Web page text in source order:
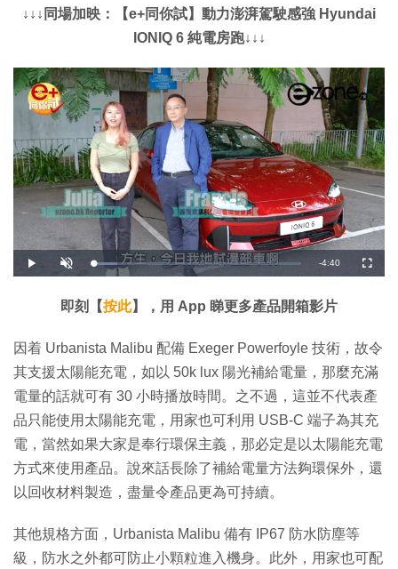
↓↓↓同場加映：【e+同你試】動力澎湃駕駛感強 Hyundai
IONIQ 6 純電房跑↓↓↓
播
放
開
啟
載
入
:
1
7
%
剩
時
間
-4:40
全
螢
即刻【按此】，用 App 睇更多產品開箱影片
因着 Urbanista Malibu 配備 Exeger Powerfoyle 技術，故令
其支援太陽能充電，如以 50k lux 陽光補給電量，那麼充滿
電量的話就可有 30 小時播放時間。之不過，這並不代表產
品只能使用太陽能充電，用家也可利用 USB-C 端子為其充
電，當然如果大家是奉行環保主義，那必定是以太陽能充電
方式來使用產品。說來話長除了補給電量方法夠環保外，還
以回收材料製造，盡量令產品更為可持續。
其他規格方面，Urbanista Malibu 備有 IP67 防水防塵等
級，防水之外都可防止小顆粒進入機身。此外，用家也可配